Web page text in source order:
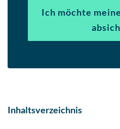
Ich möchte
Inhaltsverzeichnis